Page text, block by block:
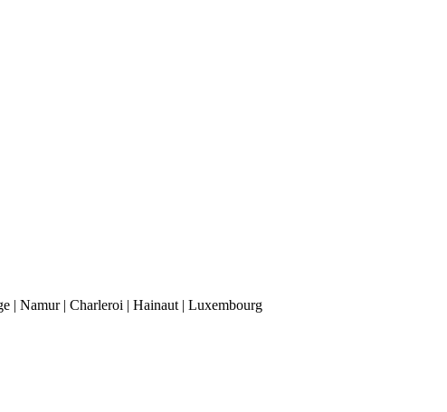
| Namur | Charleroi | Hainaut | Luxembourg